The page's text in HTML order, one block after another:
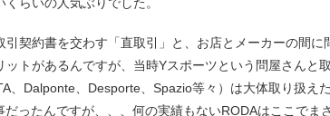
契約書を交わす「直取引」と、お店とメーカーの間
トがあるんですが、当時Yスポーツという問屋さんと
、Dalponte、Desporte、Spazio等々）は大体取り扱え
ったんですが、、、何の実績もないRODAはここでま